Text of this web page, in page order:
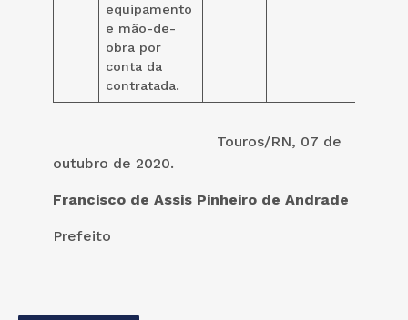
equipamento
e mão-de-
obra por
conta da
contratada.
Touros/RN, 07 de
outubro de 2020.
Francisco de Assis Pinheiro de Andrade
Prefeito